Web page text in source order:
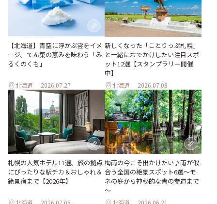
【北海道】青空に浮かぶ雲をイメ
ージ。てん菜の恵みを味わう「み
るくのくも」
北海道 2026.07.27
新しくなった「ことりっぷ札幌」
と一緒におでかけしたい注目スポ
ット12選【スタンプラリー開催
中】
北海道 2026.07.08
札幌の人気ホテル11選。旅の拠点
にぴったりな駅チカ＆おしゃれ＆
絶景宿まで【2026年】
梅雨の今こそ出かけたい♪雨が似
合う全国の絶景スポット6選～モ
ネの庭から神秘的な青の参道まで
～